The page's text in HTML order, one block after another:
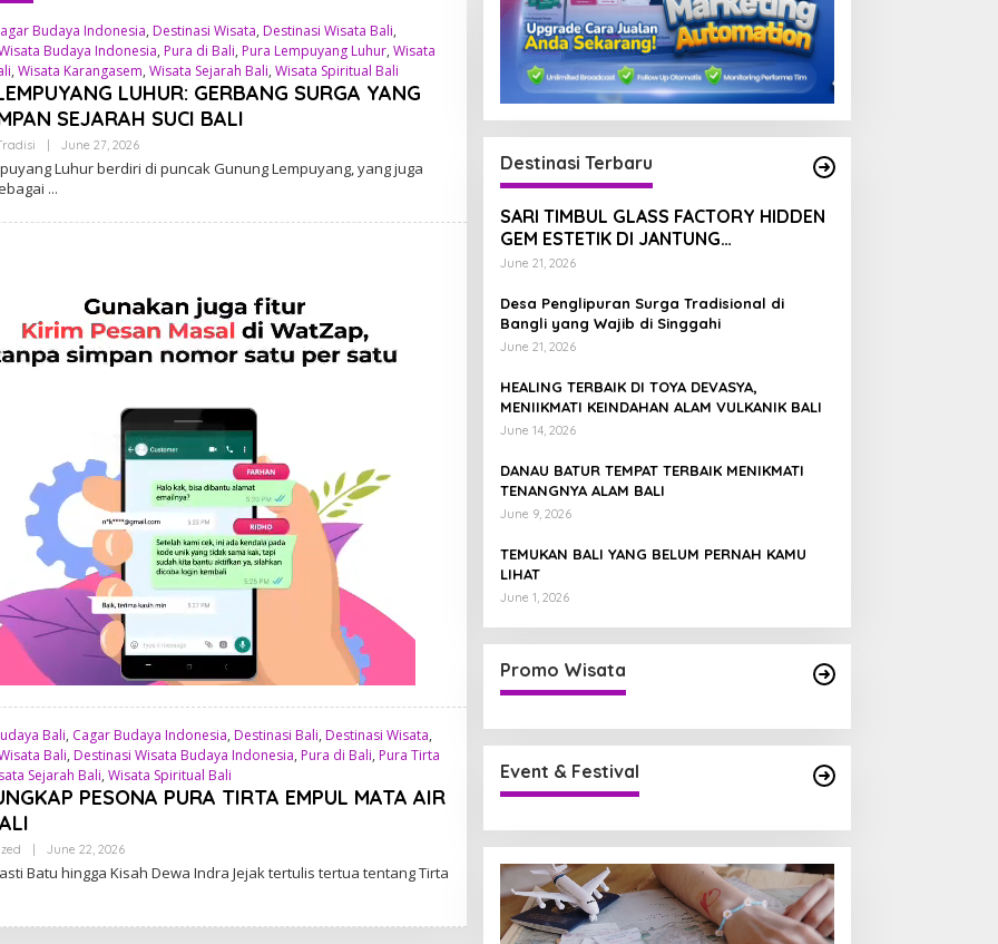
Budaya Indonesia, Destinasi Wisata, Destinasi Wisata Bali,
Budaya Indonesia, Pura di Bali, Pura Lempuyang Luhur, Wisata
, Wisata Karangasem, Wisata Sejarah Bali, Wisata Spiritual Bali
LUHUR: GERBANG SURGA YANG
SEJARAH SUCI BALI
June 27, 2026B
Y
A
I
Luhur berdiri di puncak Gunung Lempuyang, yang juga
Bali, Cagar Budaya Indonesia, Destinasi Bali, Destinasi Wisata,
Bali, Destinasi Wisata Budaya Indonesia, Pura di Bali, Pura Tirta
Sejarah Bali, Wisata Spiritual Bali
PESONA PURA TIRTA EMPUL MATA AIR
June 22, 2026B
A
I
Batu hingga Kisah Dewa Indra Jejak tertulis tertua tentang Tirta
Destinasi Terbaru
SARI TIMBUL GLASS FACTORY HIDDEN
GEM ESTETIK DI JANTUNG
TEGALALANG, BALI
June 21, 2026
Desa Penglipuran Surga Tradisional di
Bangli yang Wajib di Singgahi
June 21, 2026
HEALING TERBAIK DI TOYA DEVASYA,
MENIIKMATI KEINDAHAN ALAM VULKANIK BALI
June 14, 2026
DANAU BATUR TEMPAT TERBAIK MENIKMATI
TENANGNYA ALAM BALI
June 9, 2026
TEMUKAN BALI YANG BELUM PERNAH KAMU
LIHAT
June 1, 2026
Promo Wisata
Event & Festival